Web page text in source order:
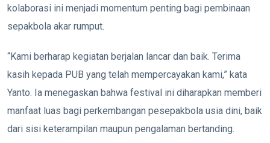
kolaborasi ini menjadi momentum penting bagi pembinaan
sepakbola akar rumput.
“Kami berharap kegiatan berjalan lancar dan baik. Terima
kasih kepada PUB yang telah mempercayakan kami,” kata
Yanto. Ia menegaskan bahwa festival ini diharapkan memberi
manfaat luas bagi perkembangan pesepakbola usia dini, baik
dari sisi keterampilan maupun pengalaman bertanding.